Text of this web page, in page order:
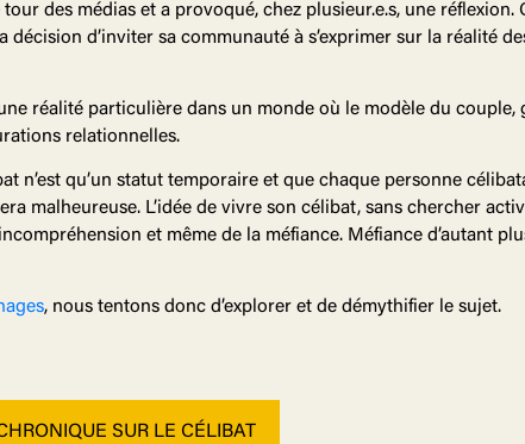
des médias et a provoqué, chez plusieur.e.s, une réflexion.
d’inviter sa communauté à s’exprimer sur la réalité
réalité particulière dans un monde où le modèle du couple,
relationnelles.
n’est qu’un statut temporaire et que chaque personne
malheureuse. L’idée de vivre son célibat, sans chercher
et même de la méfiance. Méfiance d’autant
, nous tentons donc d’explorer et de démythifier le sujet.
SUR LE CÉLIBAT